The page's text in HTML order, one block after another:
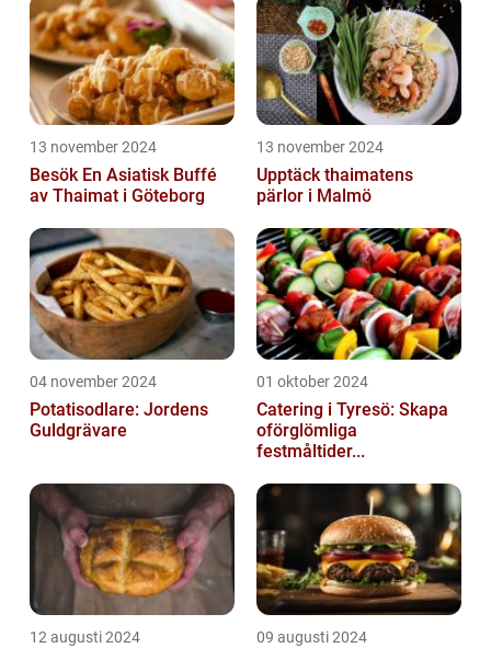
13 november 2024
Besök En Asiatisk Buffé
av Thaimat i Göteborg
13 november 2024
Upptäck thaimatens
pärlor i Malmö
04 november 2024
Potatisodlare: Jordens
Guldgrävare
01 oktober 2024
Catering i Tyresö: Skapa
oförglömliga
festmåltider...
12 augusti 2024 09 augusti 2024